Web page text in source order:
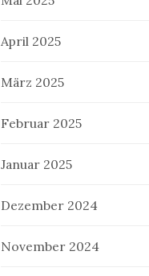
April 2025
März 2025
Februar 2025
Januar 2025
Dezember 2024
November 2024